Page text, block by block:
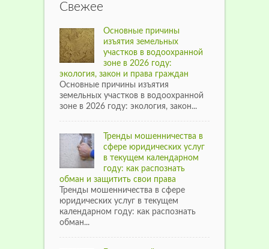
Свежее
Основные причины
изъятия земельных
участков в водоохранной
зоне в 2026 году:
экология, закон и права граждан
Основные причины изъятия
земельных участков в водоохранной
зоне в 2026 году: экология, закон...
Тренды мошенничества в
сфере юридических услуг
в текущем календарном
году: как распознать
обман и защитить свои права
Тренды мошенничества в сфере
юридических услуг в текущем
календарном году: как распознать
обман...